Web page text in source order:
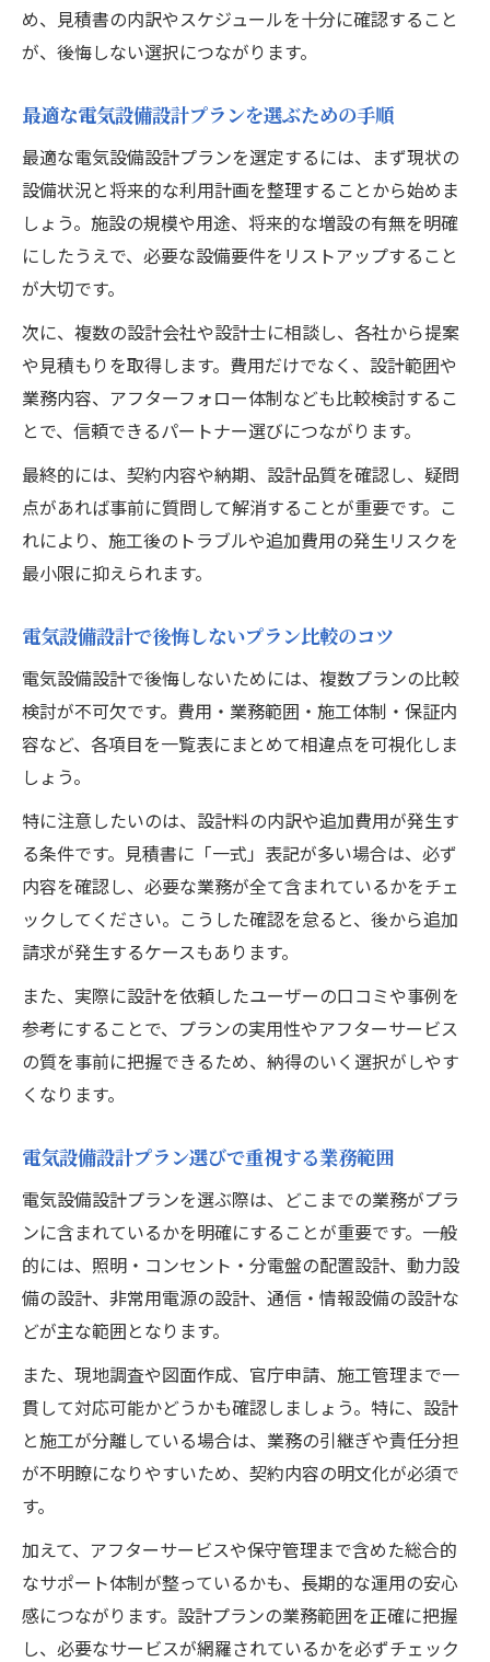
め、見積書の内訳やスケジュールを十分に確認すること
が、後悔しない選択につながります。
最適な電気設備設計プランを選ぶための手順
最適な電気設備設計プランを選定するには、まず現状の
設備状況と将来的な利用計画を整理することから始めま
しょう。施設の規模や用途、将来的な増設の有無を明確
にしたうえで、必要な設備要件をリストアップすること
が大切です。
次に、複数の設計会社や設計士に相談し、各社から提案
や見積もりを取得します。費用だけでなく、設計範囲や
業務内容、アフターフォロー体制なども比較検討するこ
とで、信頼できるパートナー選びにつながります。
最終的には、契約内容や納期、設計品質を確認し、疑問
点があれば事前に質問して解消することが重要です。こ
れにより、施工後のトラブルや追加費用の発生リスクを
最小限に抑えられます。
電気設備設計で後悔しないプラン比較のコツ
電気設備設計で後悔しないためには、複数プランの比較
検討が不可欠です。費用・業務範囲・施工体制・保証内
容など、各項目を一覧表にまとめて相違点を可視化しま
しょう。
特に注意したいのは、設計料の内訳や追加費用が発生す
る条件です。見積書に「一式」表記が多い場合は、必ず
内容を確認し、必要な業務が全て含まれているかをチェ
ックしてください。こうした確認を怠ると、後から追加
請求が発生するケースもあります。
また、実際に設計を依頼したユーザーの口コミや事例を
参考にすることで、プランの実用性やアフターサービス
の質を事前に把握できるため、納得のいく選択がしやす
くなります。
電気設備設計プラン選びで重視する業務範囲
電気設備設計プランを選ぶ際は、どこまでの業務がプラ
ンに含まれているかを明確にすることが重要です。一般
的には、照明・コンセント・分電盤の配置設計、動力設
備の設計、非常用電源の設計、通信・情報設備の設計な
どが主な範囲となります。
また、現地調査や図面作成、官庁申請、施工管理まで一
貫して対応可能かどうかも確認しましょう。特に、設計
と施工が分離している場合は、業務の引継ぎや責任分担
が不明瞭になりやすいため、契約内容の明文化が必須で
す。
加えて、アフターサービスや保守管理まで含めた総合的
なサポート体制が整っているかも、長期的な運用の安心
感につながります。設計プランの業務範囲を正確に把握
し、必要なサービスが網羅されているかを必ずチェック